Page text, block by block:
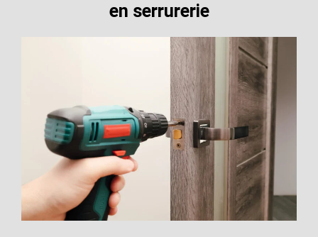
en serrurerie